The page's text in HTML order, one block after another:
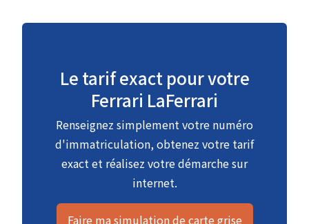
Le tarif exact pour votre
Ferrari LaFerrari
Renseignez simplement votre numéro
d'immatriculation, obtenez votre tarif
exact et réalisez votre démarche sur
internet.
Faire ma simulation de carte grise